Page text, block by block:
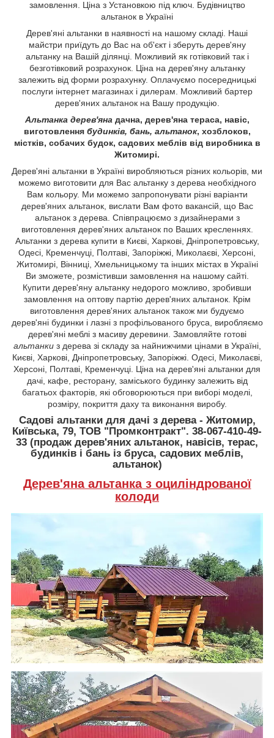
замовлення. Ціна з Установкою під ключ. Будівництво
альтанок в Україні
Дерев'яні альтанки в наявності на нашому складі. Наші
майстри приїдуть до Вас на об'єкт і зберуть дерев'яну
альтанку на Вашій ділянці. Можливий як готівковий так і
безготівковий розрахунок. Ціна на дерев'яну альтанку
залежить від форми розрахунку. Оплачуємо посередницькі
послуги інтернет магазинах і дилерам. Можливий бартер
дерев'яних альтанок на Вашу продукцію.
Альтанка дерев'янадачна, дерев'яна тераса, навіс,
виготовлення будинків, бань, альтанок, хозблоков,
містків, собачих будок, садових меблів від виробника в
Житомирі.
Дерев'яні альтанки в Україні виробляються різних кольорів, ми
можемо виготовити для Вас альтанку з дерева необхідного
Вам кольору. Ми можемо запропонувати різні варіанти
дерев'яних альтанок, вислати Вам фото вакансій, що Вас
альтанок з дерева. Співпрацюємо з дизайнерами з
виготовлення дерев'яних альтанок по Ваших кресленнях.
Альтанки з дерева купити в Києві, Харкові, Дніпропетровську,
Одесі, Кременчуці, Полтаві, Запоріжжі, Миколаєві, Херсоні,
Житомирі, Вінниці, Хмельницькому та інших містах в Україні
Ви зможете, розмістивши замовлення на нашому сайті.
Купити дерев'яну альтанку недорого можливо, зробивши
замовлення на оптову партію дерев'яних альтанок. Крім
виготовлення дерев'яних альтанок також ми будуємо
дерев'яні будинки і лазні з профільованого бруса, виробляємо
дерев'яні меблі з масиву деревини. Замовляйте готові
альтанкиз дерева зі складу за найнижчими цінами в Україні,
Києві, Харкові, Дніпропетровську, Запоріжжі. Одесі, Миколаєві,
Херсоні, Полтаві, Кременчуці. Ціна на дерев'яні альтанки для
дачі, кафе, ресторану, заміського будинку залежить від
багатьох факторів, які обговорюються при виборі моделі,
розміру, покриття даху та виконання виробу.
Садові альтанки для дачі з дерева - Житомир,
Київська, 79, ТОВ "Промконтракт". 38-067-410-49-
33 (продаж дерев'яних альтанок, навісів, терас,
будинків і бань із бруса, садових меблів,
альтанок)
Дерев'яна альтанка з оциліндрованої
колоди